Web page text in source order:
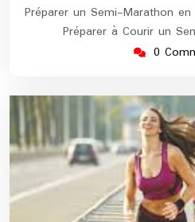
Préparer un Semi-Marathon
Préparer à Courir un
0